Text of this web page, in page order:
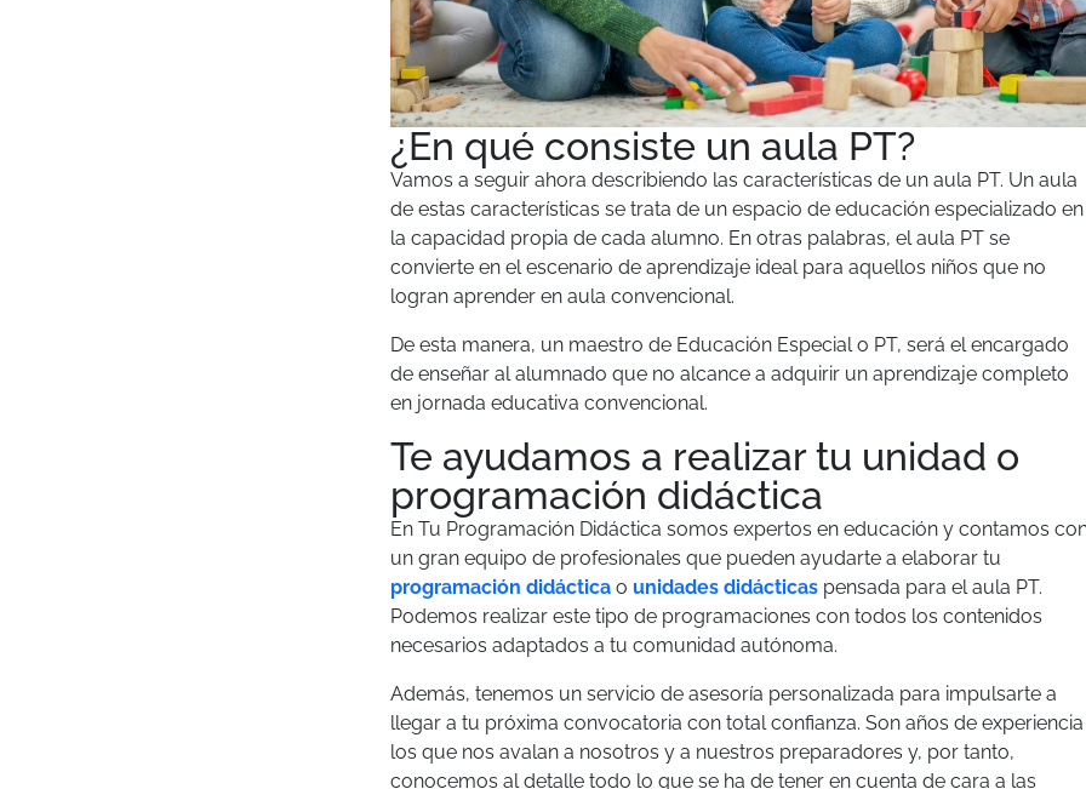
¿En qué consiste un aula PT?
Vamos a seguir ahora describiendo las características de un aula PT. Un aula
de estas características se trata de un espacio de educación especializado en
la capacidad propia de cada alumno. En otras palabras, el aula PT se
convierte en el escenario de aprendizaje ideal para aquellos niños que no
logran aprender en aula convencional.
De esta manera, un maestro de Educación Especial o PT, será el encargado
de enseñar al alumnado que no alcance a adquirir un aprendizaje completo
en jornada educativa convencional.
Te ayudamos a realizar tu unidad o
programación didáctica
En Tu Programación Didáctica somos expertos en educación y contamos
un gran equipo de profesionales que pueden ayudarte a elaborar tu
programación didáctica o unidades didácticas pensada para el aula PT.
Podemos realizar este tipo de programaciones con todos los contenidos
necesarios adaptados a tu comunidad autónoma.
Además, tenemos un servicio de asesoría personalizada para impulsarte a
llegar a tu próxima convocatoria con total confianza. Son años de experiencia
los que nos avalan a nosotros y a nuestros preparadores y, por tanto,
conocemos al detalle todo lo que se ha de tener en cuenta de cara a las